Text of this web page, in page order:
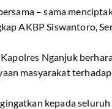
– sama
AKBP Siswantoro,
Nganjuk
masyarakat
kepada